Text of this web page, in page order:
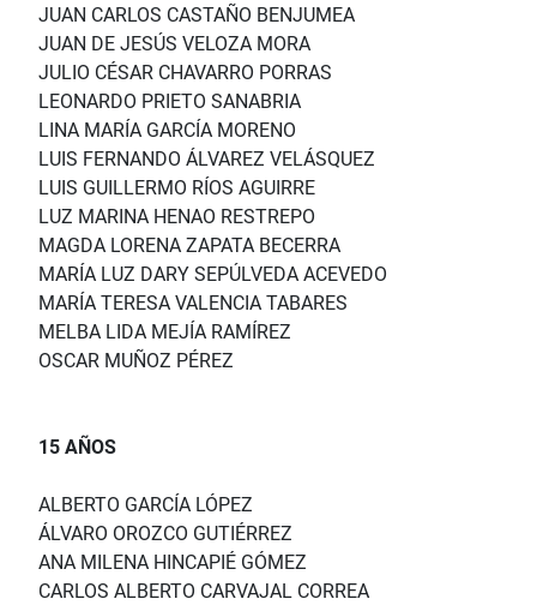
JUAN CARLOS CASTAÑO BENJUMEA
JUAN DE JESÚS VELOZA MORA
JULIO CÉSAR CHAVARRO PORRAS
LEONARDO PRIETO SANABRIA
LINA MARÍA GARCÍA MORENO
LUIS FERNANDO ÁLVAREZ VELÁSQUEZ
LUIS GUILLERMO RÍOS AGUIRRE
LUZ MARINA HENAO RESTREPO
MAGDA LORENA ZAPATA BECERRA
MARÍA LUZ DARY SEPÚLVEDA ACEVEDO
MARÍA TERESA VALENCIA TABARES
MELBA LIDA MEJÍA RAMÍREZ
OSCAR MUÑOZ PÉREZ
15 AÑOS
ALBERTO GARCÍA LÓPEZ
ÁLVARO OROZCO GUTIÉRREZ
ANA MILENA HINCAPIÉ GÓMEZ
CARLOS ALBERTO CARVAJAL CORREA